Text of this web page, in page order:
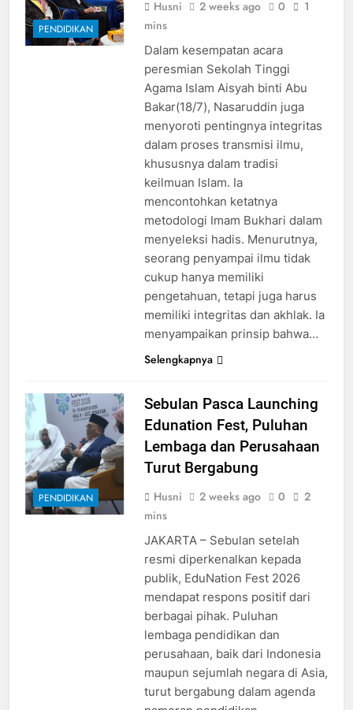
PENDIDIKAN
Husni 2 weeks ago 0
1
mins
Dalam kesempatan acara
peresmian Sekolah Tinggi
Agama Islam Aisyah binti Abu
Bakar(18/7), Nasaruddin juga
menyoroti pentingnya integritas
dalam proses transmisi ilmu,
khususnya dalam tradisi
keilmuan Islam. Ia
mencontohkan ketatnya
metodologi Imam Bukhari dalam
menyeleksi hadis. Menurutnya,
seorang penyampai ilmu tidak
cukup hanya memiliki
pengetahuan, tetapi juga harus
memiliki integritas dan akhlak. Ia
menyampaikan prinsip bahwa…
Selengkapnya
PENDIDIKAN
Sebulan Pasca Launching
Edunation Fest, Puluhan
Lembaga dan Perusahaan
Turut Bergabung
Husni 2 weeks ago 0
2
mins
JAKARTA – Sebulan setelah
resmi diperkenalkan kepada
publik, EduNation Fest 2026
mendapat respons positif dari
berbagai pihak. Puluhan
lembaga pendidikan dan
perusahaan, baik dari Indonesia
maupun sejumlah negara di Asia,
turut bergabung dalam agenda